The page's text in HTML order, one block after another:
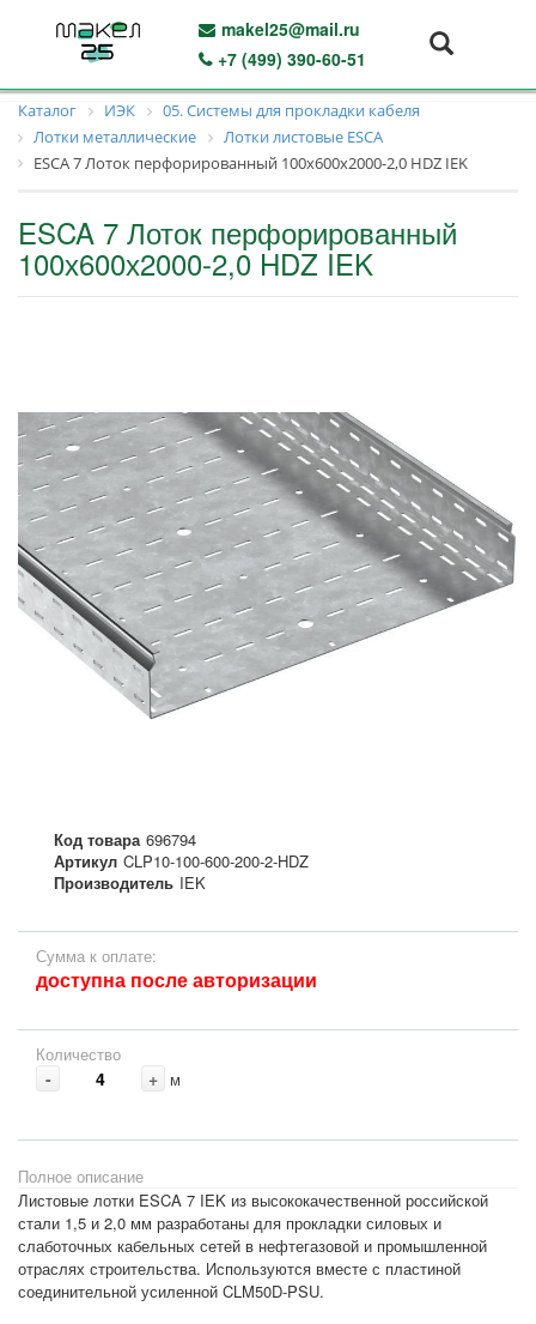
makel25@mail.ru
+7 (499) 390-60-51
Каталог ИЭК
05. Системы для прокладки кабеля
Лотки металлические
Лотки листовые ESCA
ESCA 7 Лоток перфорированный 100х600х2000-2,0 HDZ IEK
ESCA 7 Лоток перфорированный
100х600х2000-2,0 HDZ IEK
Код товара 696794
Артикул CLP10-100-600-200-2-HDZ
Производитель IEK
Сумма к оплате:
доступна после авторизации
Количество
- + м
Полное описание
Листовые лотки ESCA 7 IEK из высококачественной российской
стали 1,5 и 2,0 мм разработаны для прокладки силовых и
слаботочных кабельных сетей в нефтегазовой и промышленной
отраслях строительства. Используются вместе с пластиной
соединительной усиленной CLM50D-PSU.